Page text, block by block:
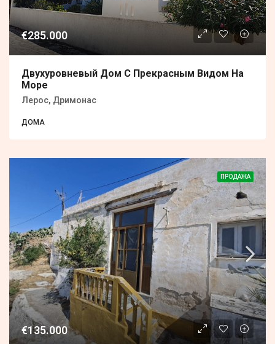
€285.000
Двухуровневый Дом С Прекрасным Видом На
Море
Лерос, Дримонас
ДОМА
ПРОДАЖА
€135.000